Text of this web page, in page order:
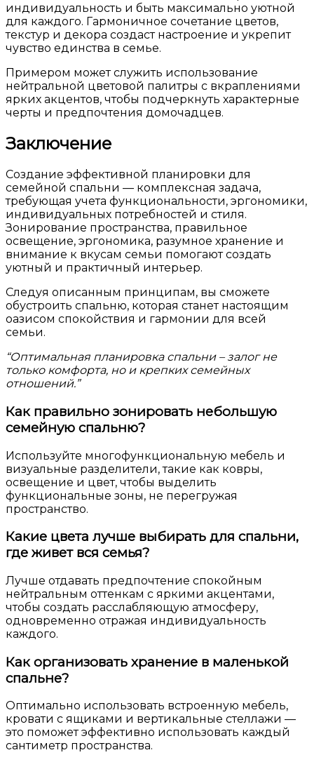
индивидуальность и быть максимально уютной
для каждого. Гармоничное сочетание цветов,
текстур и декора создаст настроение и укрепит
чувство единства в семье.
Примером может служить использование
нейтральной цветовой палитры с вкраплениями
ярких акцентов, чтобы подчеркнуть характерные
черты и предпочтения домочадцев.
Заключение
Создание эффективной планировки для
семейной спальни — комплексная задача,
требующая учета функциональности, эргономики,
индивидуальных потребностей и стиля.
Зонирование пространства, правильное
освещение, эргономика, разумное хранение и
внимание к вкусам семьи помогают создать
уютный и практичный интерьер.
Следуя описанным принципам, вы сможете
обустроить спальню, которая станет настоящим
оазисом спокойствия и гармонии для всей
семьи.
“Оптимальная планировка спальни – залог не
только комфорта, но и крепких семейных
отношений.”
Как правильно зонировать небольшую
семейную спальню?
Используйте многофункциональную мебель и
визуальные разделители, такие как ковры,
освещение и цвет, чтобы выделить
функциональные зоны, не перегружая
пространство.
Какие цвета лучше выбирать для спальни,
где живет вся семья?
Лучше отдавать предпочтение спокойным
нейтральным оттенкам с яркими акцентами,
чтобы создать расслабляющую атмосферу,
одновременно отражая индивидуальность
каждого.
Как организовать хранение в маленькой
спальне?
Оптимально использовать встроенную мебель,
кровати с ящиками и вертикальные стеллажи —
это поможет эффективно использовать каждый
сантиметр пространства.